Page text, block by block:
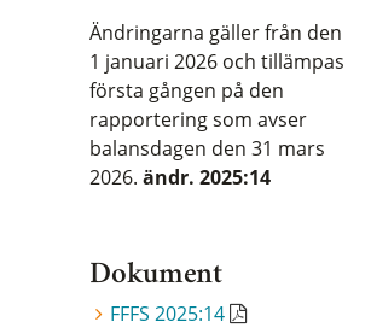
Ändringarna gäller från den
1 januari 2026 och tillämpas
första gången på den
rapportering som avser
balansdagen den 31 mars
2026.ändr. 2025:14
Dokument
FFFS 2025:14